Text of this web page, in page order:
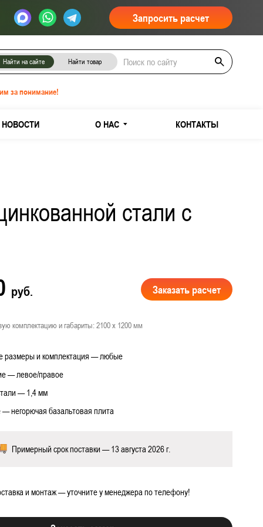
Запросить расчет
Найти на сайте Найти товар
за понимание!
НОВОСТИ О НАС КОНТАКТЫ
стали с
руб. Заказать расчет
комплектацию и габариты: 2100 х 1200 мм
размеры и комплектация — любые
— левое/правое
— 1,4 мм
негорючая базальтовая плита
Примерный срок поставки — 13 августа 2026 г.
и монтаж — уточните у менеджера по телефону!